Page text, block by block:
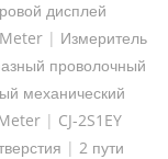
дисплей
| Измеритель
проволочный
механический
| CJ-2S1EY
| 2 пути